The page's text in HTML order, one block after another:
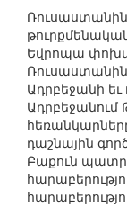
Եվրոպա
Ադրբեջանի եւ
Ադրբեջանում
դաշնային
Բաքուն